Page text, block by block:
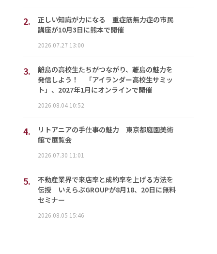
2.
正しい知識が力になる 重症筋無力症の市民
講座が10月3日に熊本で開催
2026.07.27 13:00
3.
離島の高校生たちがつながり、離島の魅力を
発信しよう！ 「アイランダー高校生サミッ
ト」、2027年1月にオンラインで開催
2026.08.04 10:52
4.
リトアニアの手仕事の魅力 東京都庭園美術
館で展覧会
2026.07.30 11:01
5.
不動産業界で来店率と成約率を上げる方法を
伝授 いえらぶGROUPが8月18、20日に無料
セミナー
2026.08.05 15:46